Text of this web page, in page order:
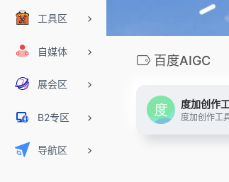
工具区
自媒体
展会区
B2专区
导航区
百度AIGC
度加创作